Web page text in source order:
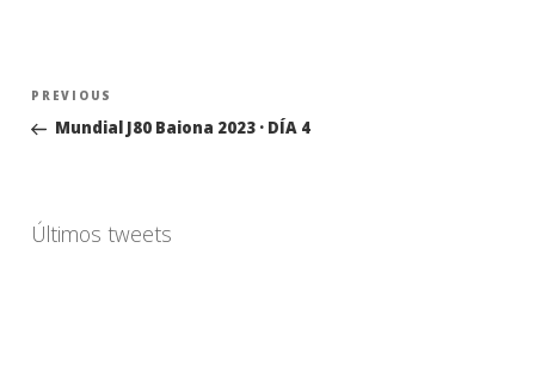
Navegación
entradas
Previous
Post
PREVIOUS
Mundial J80 Baiona 2023 · DÍA 4
Últimos tweets